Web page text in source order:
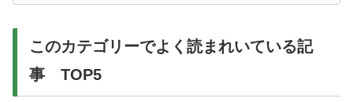
このカテゴリーでよく読まれいている記
事 TOP5